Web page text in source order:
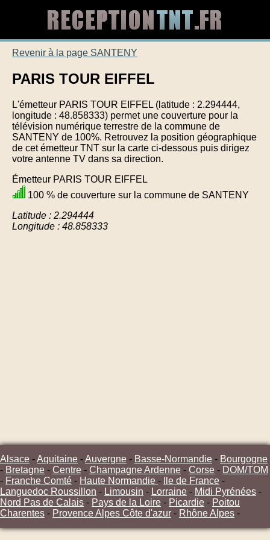
Revenir à la page SANTENY
PARIS TOUR EIFFEL
L'émetteur PARIS TOUR EIFFEL (latitude : 2.294444,
longitude : 48.858333) permet une couverture pour la
télévision numérique terrestre de la commune de
SANTENY de 100%. Retrouvez la position géographique
de cet émetteur TNT sur la carte ci-dessous puis dirigez
votre antenne TV dans sa direction.
Émetteur PARIS TOUR EIFFEL
100 % de couverture sur la commune de SANTENY
Latitude : 2.294444
Longitude : 48.858333
Alsace -Aquitaine -Auvergne - Basse-Normandie - Bourgogne
- Bretagne - Centre - Champagne Ardenne - Corse - DOM/TOM
- Franche Comté - Haute Normandie - Ile de France -
Languedoc Roussillon - Limousin - Lorraine - Midi Pyrénées -
Nord Pas de Calais - Pays de la Loire - Picardie - Poitou
Charentes - Provence Alpes Côte d'azur - Rhône Alpes -